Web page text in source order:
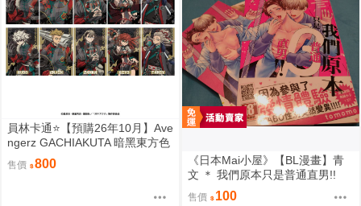
員林卡通⭐️【預購26年10月】Ave
ngerz GACHIAKUTA 暗黑東方色
彩 插圖卡片收藏集 中盒 0814
售價 800
《日本Mai小屋》【BL漫畫】青
文 ＊ 我們原本只是普通直男!!
(全) ＊ 作者：tomomo
售價 100